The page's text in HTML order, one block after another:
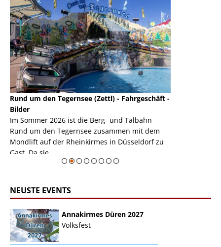
Rund um den Tegernsee (Zettl) - Fahrgeschäft -
Bilder
Im Sommer 2026 ist die Berg- und Talbahn
Rund um den Tegernsee zusammen mit dem
Mondlift auf der Rheinkirmes in Düsseldorf zu
Gast. Da sie ...
NEUSTE EVENTS
Annakirmes Düren 2027
Volksfest